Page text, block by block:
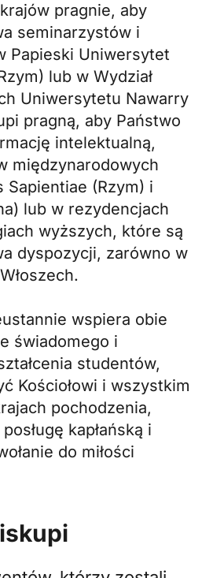
pragnie, aby
seminarzystów i
Papieski Uniwersytet
lub w Wydział
Uniwersytetu Nawarry
pragną, aby Państwo
intelektualną,
międzynarodowych
Sapientiae (Rzym) i
lub w rezydencjach
wyższych, które są
dyspozycji, zarówno w
wspiera obie
świadomego i
studentów,
Kościołowi i wszystkim
pochodzenia,
kapłańską i
do miłości